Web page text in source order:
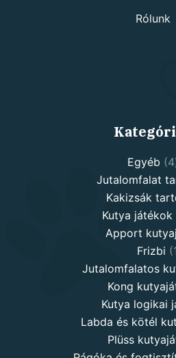
Rólunk
Egyéb 4
Jutalomfalat
Kakizsák
Kutya játékok
Apport
Frizbi
Jutalomfalatos
Kong
Kutya logikai
Labda és kötél
Plüss